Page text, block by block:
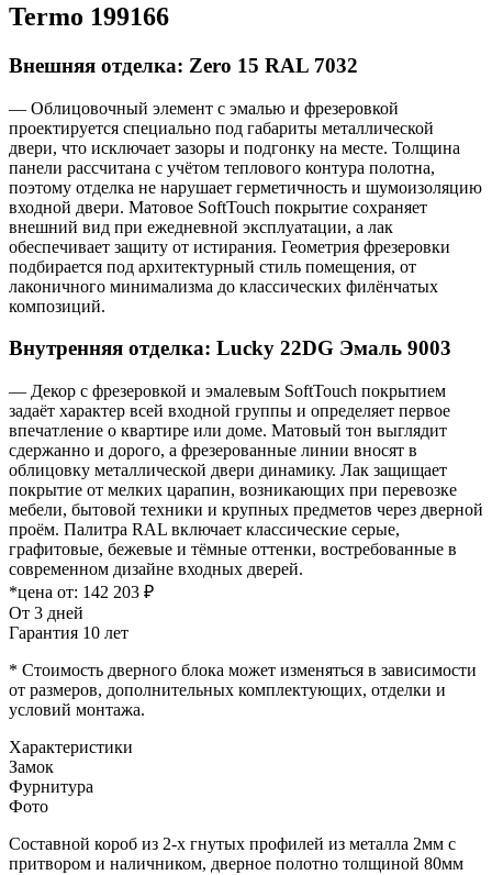
Termo 199166
Внешняя отделка: Zero 15 RAL 7032
— Облицовочный элемент с эмалью и фрезеровкой
проектируется специально под габариты металлической
двери, что исключает зазоры и подгонку на месте. Толщина
панели рассчитана с учётом теплового контура полотна,
поэтому отделка не нарушает герметичность и шумоизоляцию
входной двери. Матовое SoftTouch покрытие сохраняет
внешний вид при ежедневной эксплуатации, а лак
обеспечивает защиту от истирания. Геометрия фрезеровки
подбирается под архитектурный стиль помещения, от
лаконичного минимализма до классических филёнчатых
композиций.
Внутренняя отделка: Lucky 22DG Эмаль 9003
— Декор с фрезеровкой и эмалевым SoftTouch покрытием
задаёт характер всей входной группы и определяет первое
впечатление о квартире или доме. Матовый тон выглядит
сдержанно и дорого, а фрезерованные линии вносят в
облицовку металлической двери динамику. Лак защищает
покрытие от мелких царапин, возникающих при перевозке
мебели, бытовой техники и крупных предметов через дверной
проём. Палитра RAL включает классические серые,
графитовые, бежевые и тёмные оттенки, востребованные в
современном дизайне входных дверей.
*цена от: 142 203 ₽
От 3 дней
Гарантия 10 лет
* Стоимость дверного блока может изменяться в зависимости
от размеров, дополнительных комплектующих, отделки и
условий монтажа.
Характеристики
Замок
Фурнитура
Фото
Составной короб из 2-х гнутых профилей из металла 2мм с
притвором и наличником, дверное полотно толщиной 80мм